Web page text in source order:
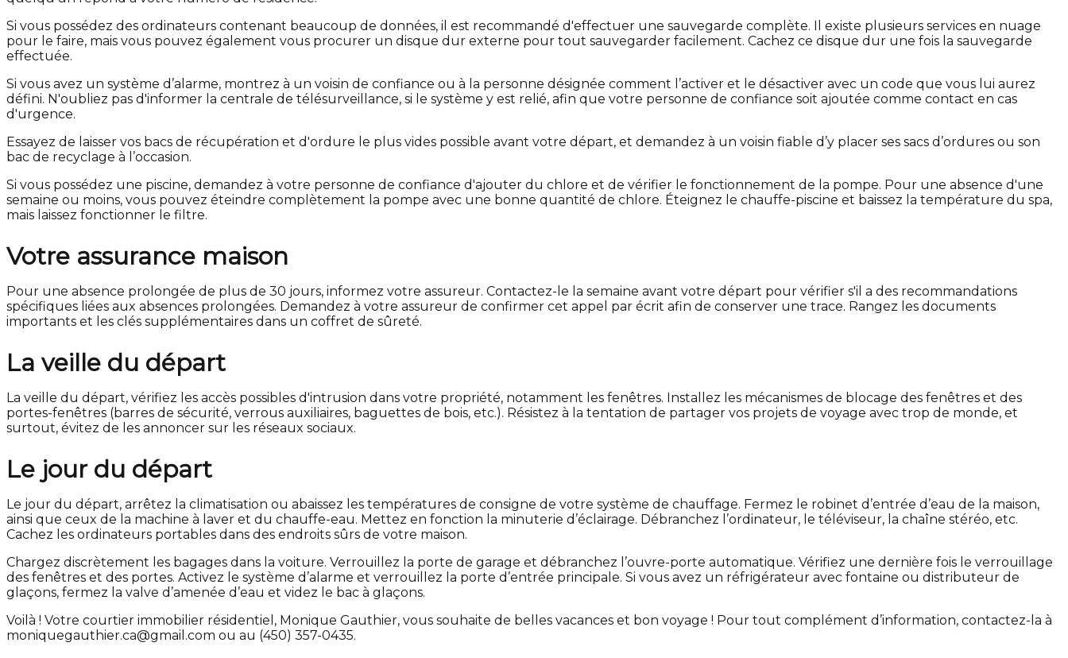
Si vous possédez des ordinateurs contenant beaucoup de données, il est recommandé d'effectuer une sauvegarde complète. Il existe plusieurs services en nuage
pour le faire, mais vous pouvez également vous procurer un disque dur externe pour tout sauvegarder facilement. Cachez ce disque dur une fois la sauvegarde
effectuée.
Si vous avez un système d’alarme, montrez à un voisin de confiance ou à la personne désignée comment l’activer et le désactiver avec un code que vous lui aurez
défini. N'oubliez pas d'informer la centrale de télésurveillance, si le système y est relié, afin que votre personne de confiance soit ajoutée comme contact en cas
d'urgence.
Essayez de laisser vos bacs de récupération et d'ordure le plus vides possible avant votre départ, et demandez à un voisin fiable d’y placer ses sacs d’ordures ou son
bac de recyclage à l’occasion.
Si vous possédez une piscine, demandez à votre personne de confiance d'ajouter du chlore et de vérifier le fonctionnement de la pompe. Pour une absence d'une
semaine ou moins, vous pouvez éteindre complètement la pompe avec une bonne quantité de chlore. Éteignez le chauffe-piscine et baissez la température du spa,
mais laissez fonctionner le filtre.
Votre assurance maison
Pour une absence prolongée de plus de 30 jours, informez votre assureur. Contactez-le la semaine avant votre départ pour vérifier s'il a des recommandations
spécifiques liées aux absences prolongées. Demandez à votre assureur de confirmer cet appel par écrit afin de conserver une trace. Rangez les documents
importants et les clés supplémentaires dans un coffret de sûreté.
La veille du départ
La veille du départ, vérifiez les accès possibles d'intrusion dans votre propriété, notamment les fenêtres. Installez les mécanismes de blocage des fenêtres et des
portes-fenêtres (barres de sécurité, verrous auxiliaires, baguettes de bois, etc.). Résistez à la tentation de partager vos projets de voyage avec trop de monde, et
surtout, évitez de les annoncer sur les réseaux sociaux.
Le jour du départ
Le jour du départ, arrêtez la climatisation ou abaissez les températures de consigne de votre système de chauffage. Fermez le robinet d’entrée d’eau de la maison,
ainsi que ceux de la machine à laver et du chauffe-eau. Mettez en fonction la minuterie d’éclairage. Débranchez l’ordinateur, le téléviseur, la chaîne stéréo, etc.
Cachez les ordinateurs portables dans des endroits sûrs de votre maison.
Chargez discrètement les bagages dans la voiture. Verrouillez la porte de garage et débranchez l’ouvre-porte automatique. Vérifiez une dernière fois le verrouillage
des fenêtres et des portes. Activez le système d’alarme et verrouillez la porte d’entrée principale. Si vous avez un réfrigérateur avec fontaine ou distributeur de
glaçons, fermez la valve d’amenée d’eau et videz le bac à glaçons.
Voilà ! Votre courtier immobilier résidentiel, Monique Gauthier, vous souhaite de belles vacances et bon voyage ! Pour tout complément d’information, contactez-la à
moniquegauthier.ca@gmail.com ou au (450) 357-0435.